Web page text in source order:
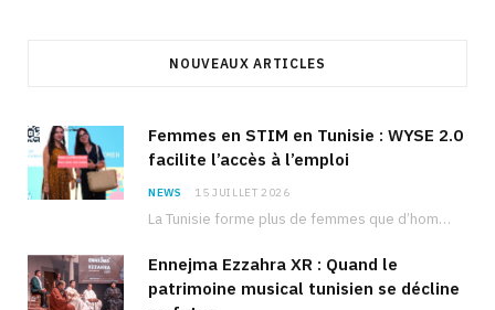
NOUVEAUX ARTICLES
Femmes en STIM en Tunisie : WYSE 2.0
facilite l’accès à l’emploi
NEWS 15 JUILLET 2026
La Tunisie forme plus de femmes que d’hommes dans les filières scientifiques. Pourtant, pour beaucoup…
Ennejma Ezzahra XR : Quand le
patrimoine musical tunisien se décline